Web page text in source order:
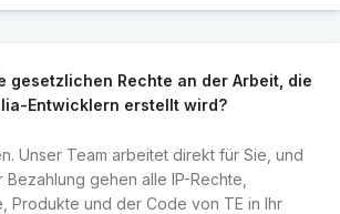
gesetzlichen Rechte an der Arbeit, die
Entwicklern erstellt wird?
Unser Team arbeitet direkt für Sie, und
gehen alle IP-Rechte,
Produkte und der Code von TE in Ihr